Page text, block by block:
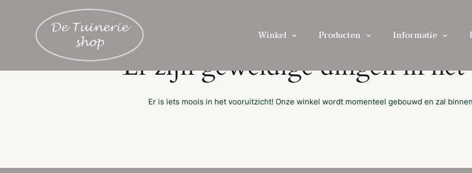
Winkel Producten Informatie
Er zijn geweldige dingen in het
Er is iets moois in het vooruitzicht! Onze winkel wordt momenteel gebouwd en zal